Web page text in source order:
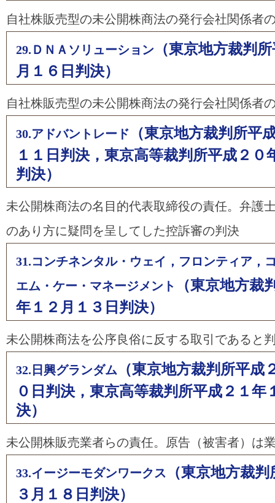
自社株販売型の未公開株商法の発行会社関係者
29.ＤＮＡソリューション
（東京地方裁判
月１６日判決）
自社株販売型の未公開株商法の発行会社関係者
30.アドバントレード
（東京地方裁判所平
１１日判決，東京高等裁判所平成２０
判決）
未公開株商法の名目的代表取締役の責任。弁護
のあり方に疑問を呈してした控訴審の判決
31.コンチネンタル・ウェイ，フロンティア，
エム・ケー・マネージメント
（東京地方裁
年１２月１３日判決）
未公開株商法を公序良俗に反する取引であると
32.日興グランダム
（東京地方裁判所平成
０日判決，東京高等裁判所平成２１年
決）
未公開株販売業者らの責任。原告（被害者）は
33.イージーモダンワークス
（東京地方裁
３月１８日判決）